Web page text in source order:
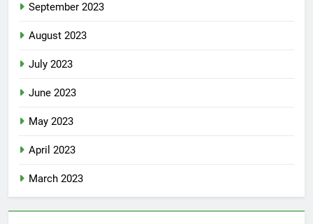
September 2023
August 2023
July 2023
June 2023
May 2023
April 2023
March 2023